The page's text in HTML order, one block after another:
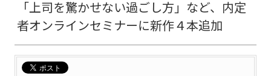
「上司を驚かせない過ごし方」など、内定
者オンラインセミナーに新作４本追加